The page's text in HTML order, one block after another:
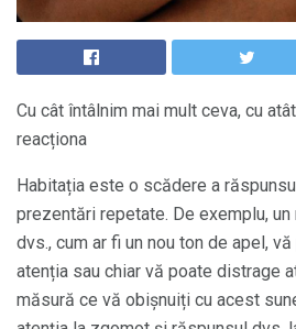
Cu cât întâlnim mai mult ceva, cu
reacționa
Habitația este o scădere a
prezentări repetate. De exemplu,
dvs., cum ar fi un nou ton de apel,
atenția sau chiar vă poate distrage
măsură ce vă obișnuiți cu acest